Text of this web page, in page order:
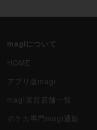
magiについて
HOME
アプリ版magi
magi運営店舗一覧
ポケカ専門magi通販